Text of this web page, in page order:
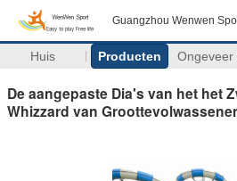
Guangzhou Wenwen
Huis Producten Ongeveer
De aangepaste Dia's van het het
Whizzard van